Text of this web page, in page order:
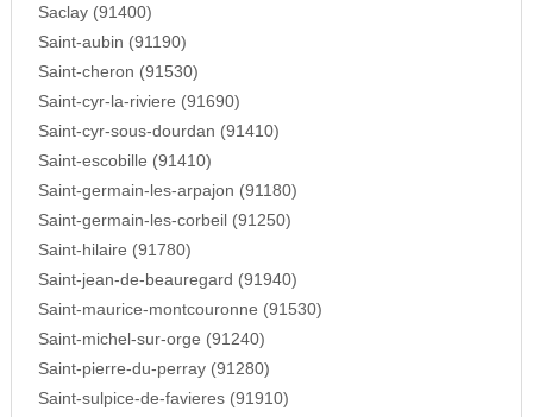
Saclay (91400)
Saint-aubin (91190)
Saint-cheron (91530)
Saint-cyr-la-riviere (91690)
Saint-cyr-sous-dourdan (91410)
Saint-escobille (91410)
Saint-germain-les-arpajon (91180)
Saint-germain-les-corbeil (91250)
Saint-hilaire (91780)
Saint-jean-de-beauregard (91940)
Saint-maurice-montcouronne (91530)
Saint-michel-sur-orge (91240)
Saint-pierre-du-perray (91280)
Saint-sulpice-de-favieres (91910)